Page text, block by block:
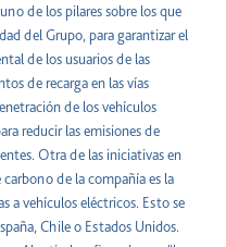
de los pilares sobre los que
del Grupo, para garantizar el
de los usuarios de las
de recarga en las vías
de los vehículos
reducir las emisiones de
Otra de las iniciativas en
de la compañía es la
a vehículos eléctricos. Esto se
Chile o Estados Unidos.